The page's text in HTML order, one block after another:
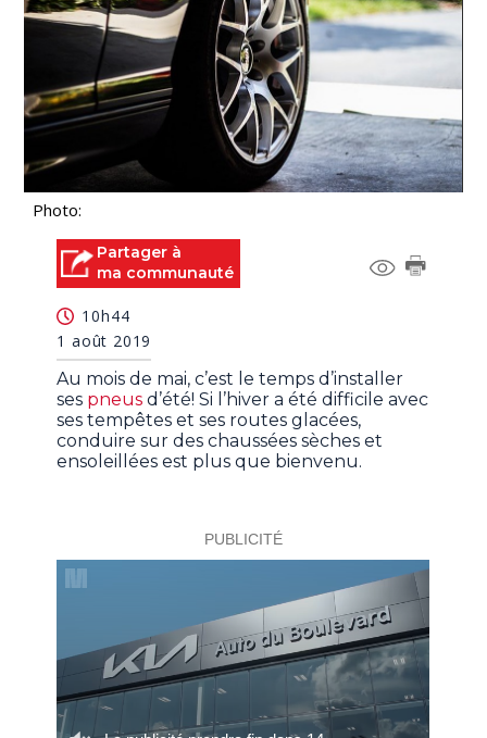
Photo:
Partager à
ma communauté
10h44
1 août 2019
Au mois de mai, c’est le temps d’installer
ses pneusd’été! Si l’hiver a été difficile avec
ses tempêtes et ses routes glacées,
conduire sur des chaussées sèches et
ensoleillées est plus que bienvenu.